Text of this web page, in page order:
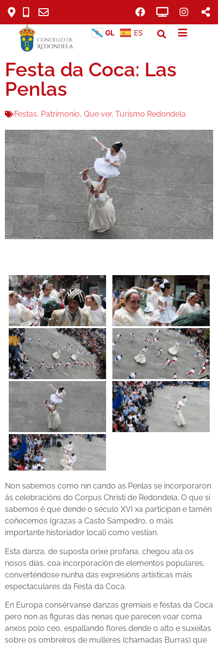
GL ES
Festa da Coca: Las
Penlas
Festas, Patrimonio, Que ver, Turismo Redondela
Non sabemos como nin cando as Penlas se incorporaron
ás celebracións do Corpus Christi de Redondela. O que si
sabemos é que dende o século XVI xa participan e tamén
coñecemos (grazas a Casto Sampedro, o máis
importante historiador local) como vestían.
Esta danza, de suposta orixe profana, chegou ata os
nosos días, coa incorporación de elementos populares,
converténdose nunha das expresións artísticas máis
espectaculares da Festa da Coca.
En Europa consérvanse danzas gremiais e festas da Coca
pero non as figuras das nenas que parecen voar coma
anxos polo ceo, espallando flores dende o alto e suxeitas
sobre os ombreiros de mulleres (chamadas Burras) que